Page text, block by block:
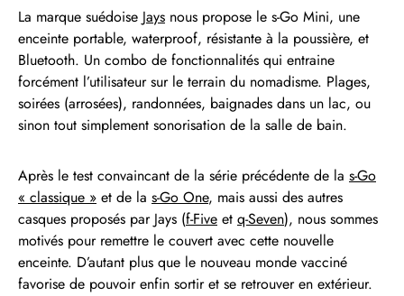
La marque suédoise Jays nous propose le s-Go Mini, une
enceinte portable, waterproof, résistante à la poussière, et
Bluetooth. Un combo de fonctionnalités qui entraine
forcément l’utilisateur sur le terrain du nomadisme. Plages,
soirées (arrosées), randonnées, baignades dans un lac, ou
sinon tout simplement sonorisation de la salle de bain.
Après le test convaincant de la série précédente de la s-Go
« classique » et de la s-Go One, mais aussi des autres
casques proposés par Jays (f-Five et q-Seven), nous sommes
motivés pour remettre le couvert avec cette nouvelle
enceinte. D’autant plus que le nouveau monde vacciné
favorise de pouvoir enfin sortir et se retrouver en extérieur.